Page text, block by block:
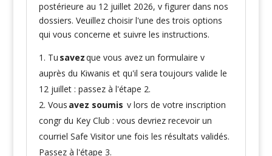
postérieure au 12 juillet 2026, v figurer dans nos
dossiers. Veuillez choisir l'une des trois options
qui vous concerne et suivre les instructions.
Tu savezque vous avez un formulaire v
auprès du Kiwanis et qu'il sera toujours valide le
12 juillet : passez à l'étape 2.
Vous avez soumis v lors de votre inscription
congr du Key Club : vous devriez recevoir un
courriel Safe Visitor une fois les résultats validés.
Passez à l'étape 3.